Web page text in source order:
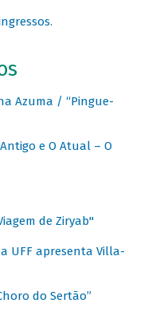
.
Azuma / “Pingue-
e O Atual – O
de Ziryab"
UFF apresenta Villa-
do Sertão”